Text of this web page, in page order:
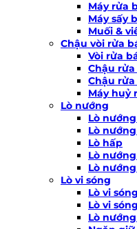
Máy rửa
Máy sấy
Muối &
Chậu vòi rửa
Vòi rửa
Chậu
Chậu
Máy huỷ
Lò nướng
Lò
Lò
Lò hấp
Lò
Lò
Lò vi sóng
Lò vi
Lò vi
Lò